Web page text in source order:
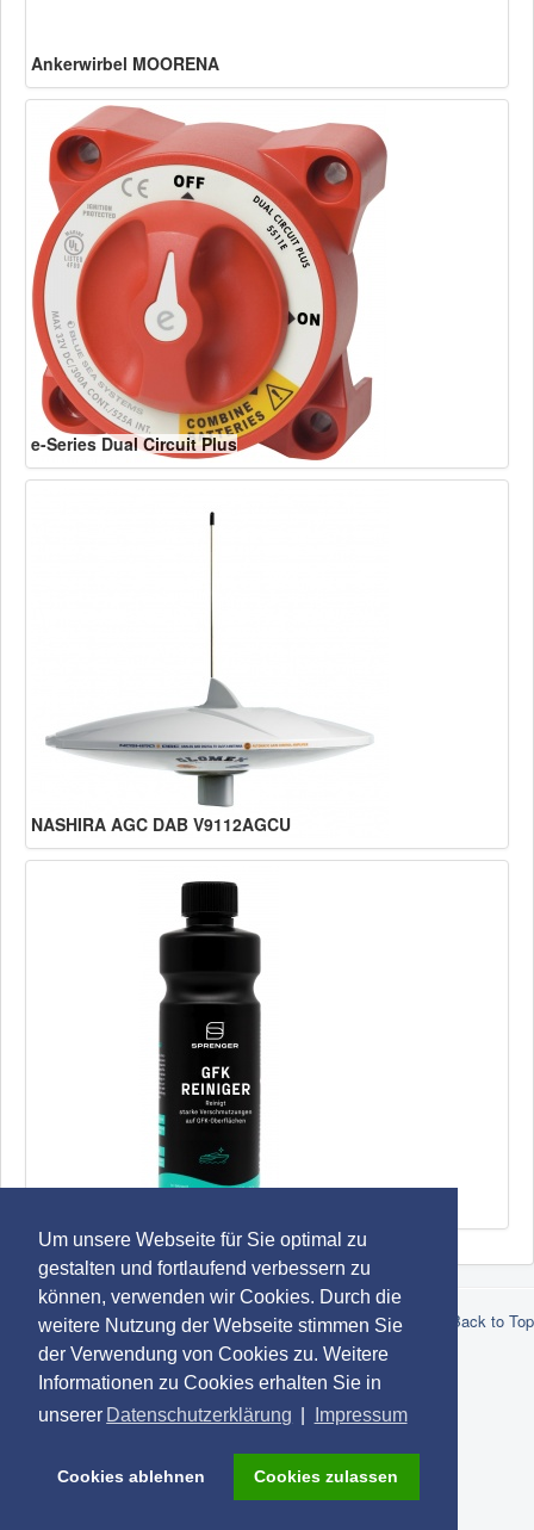
Um unsere Webseite für Sie optimal zu
gestalten und fortlaufend verbessern zu
können, verwenden wir Cookies. Durch die
weitere Nutzung der Webseite stimmen Sie
der Verwendung von Cookies zu. Weitere
Informationen zu Cookies erhalten Sie in
unserer Datenschutzerklärung Impressum
Cookies ablehnen Cookies zulassen
Ankerwirbel MOORENA
e-Series Dual Circuit Plus
NASHIRA AGC DAB V9112AGCU
Back to Top
© 2026 Robert Lindemann KG -Datenschutz-Impressum-
Marken